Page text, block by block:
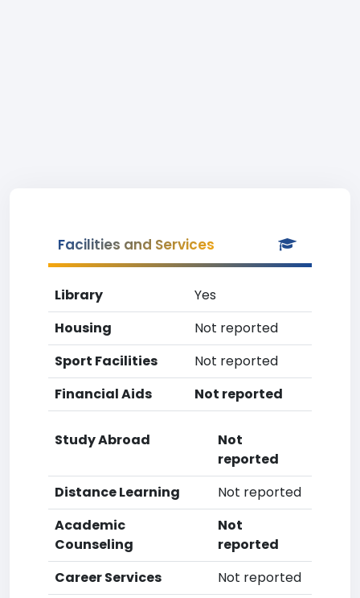
Facilities and Services
Library
Yes
Housing
Not reported
Sport Facilities
Not reported
Financial Aids
Not reported
Study Abroad
Not
reported
Distance Learning
Not reported
Academic
Counseling
Not
reported
Career Services
Not reported